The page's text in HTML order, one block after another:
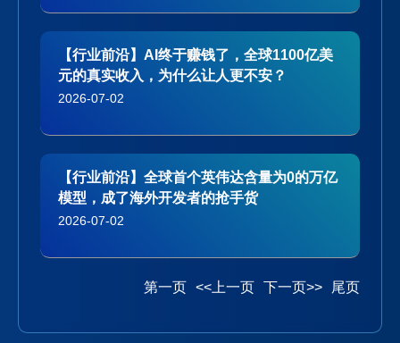
【行业前沿】AI终于赚钱了，全球1100亿美
元的真实收入，为什么让人更不安？
2026-07-02
【行业前沿】全球首个英伟达含量为0的万亿
模型，成了海外开发者的抢手货
2026-07-02
第一页 <<上一页 下一页>> 尾页